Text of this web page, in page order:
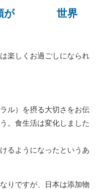
種類が 世界
楽しくお過ごしになられ
ル）を摂る大切さをお伝
。食生活は変化しました
るようになったというあ
りですが、日本は添加物